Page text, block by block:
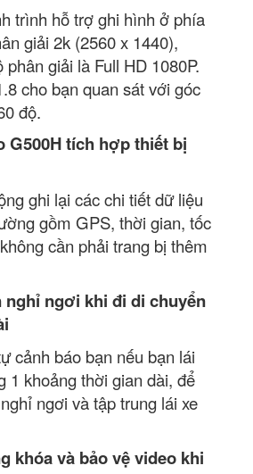
trình hỗ trợ ghi hình ở phía
giải 2k (2560 x 1440),
giải là Full HD 1080P.
cho bạn quan sát với góc
độ.
G500H tích hợp thiết bị
ghi lại các chi tiết dữ liệu
gồm GPS, thời gian, tốc
cần phải trang bị thêm
nghỉ ngơi khi đi di chuyển
cảnh báo bạn nếu bạn lái
1 khoảng thời gian dài, để
ngơi và tập trung lái xe
khóa và bảo vệ video khi